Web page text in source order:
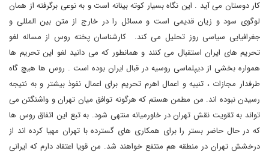
کار دوستان می آید . این نگاه بسیار کوته بینانه است و به نوعی برگرفته از همان
لوگوی سود و زیان قدیمی است و مسائل را در خارج از متن بین المللی و
جغرافیایی سیاسی روز تحلیل می کند. کارشناسان پخته روس از مساله لغو
تحریم های ایران استقبال می کنند و همانطور که می دانید لغو این تحریم ها
همواره بخشی از دیپلماسی روسیه در قبال ایران بوده است . روس ها هیچ گاه
طرفدار مجازات ، تنبیه و اعمال اهرم تحریم برای اعمال نفوذ بیشتر و به نتیجه
رسیدن نبوده اند. من مطمن هستم که هرگونه توافق میان تهران و واشنگتن می
تواند به تقویت نقش تهران در خاورمیانه منتهی شود. به تبع این اتفاق روس ها
که در حال حاضر بستر را برای همکاری های گسترده با تهران مهیا کرده اند از
درخشش تهران در منطقه هم منتفع خواهند شد. من قویا اعتقاد دارم که ایرانی